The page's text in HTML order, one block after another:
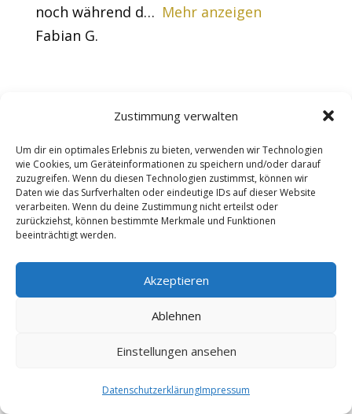
Zustimmung verwalten
Um dir ein optimales Erlebnis zu bieten, verwenden wir Technologien
wie Cookies, um Geräteinformationen zu speichern und/oder darauf
zuzugreifen. Wenn du diesen Technologien zustimmst, können wir
Daten wie das Surfverhalten oder eindeutige IDs auf dieser Website
verarbeiten. Wenn du deine Zustimmung nicht erteilst oder
zurückziehst, können bestimmte Merkmale und Funktionen
beeinträchtigt werden.
Akzeptieren
Ablehnen
Einstellungen ansehen
DatenschutzerklärungImpressum
noch während d
Mehr anzeigen
Fabian G.
Du feierst nicht direkt in Lippstadt? Kein
Problem, uns kannst du in ganz OWL und
darüber hinaus buchen. Unteranderem